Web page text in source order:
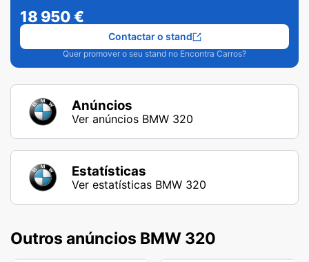
18 950€
Quer promover o seu stand no Encontra Carros?
Contactar o stand
Anúncios
Ver anúncios BMW 320
Estatísticas
Ver estatísticas BMW 320
Outros anúncios BMW 320